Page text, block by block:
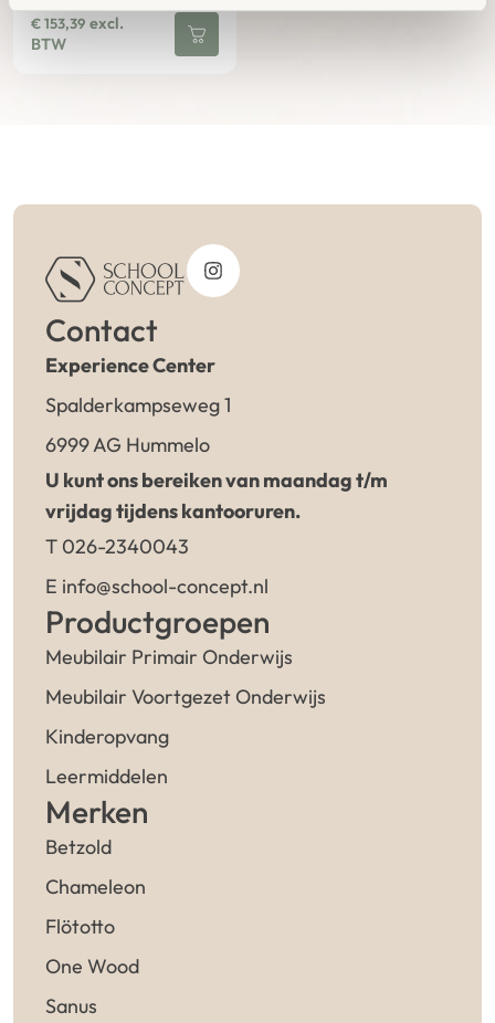
€153,39 excl.
BTW
Contact
Experience Center
Spalderkampseweg 1
6999 AG Hummelo
U kunt ons bereiken van maandag t/m
vrijdag tijdens kantooruren.
T 026-2340043
E info@school-concept.nl
Productgroepen
Meubilair Primair Onderwijs
Meubilair Voortgezet Onderwijs
Kinderopvang
Leermiddelen
Merken
Betzold
Chameleon
Flötotto
One Wood
Sanus